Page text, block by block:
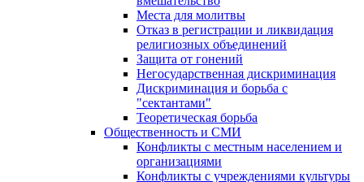
Места для молитвы
Отказ в регистрации и ликвидация
религиозных объединений
Защита от гонений
Негосударственная дискриминация
Дискриминация и борьба с
"сектантами"
Теоретическая борьба
Общественность и СМИ
Конфликты с местным населением и
организациями
Конфликты с учреждениями культуры